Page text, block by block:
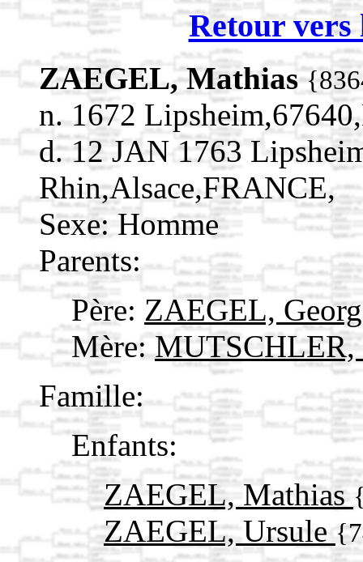
Retour vers
ZAEGEL, Mathias
n. 1672
d. 12 JAN 1763
Rhin,Alsace,FRANCE,
Sexe: Homme
Parents:
Père: ZAEGEL,
Mère:
Famille:
Enfants:
ZAEGEL, Mathias
ZAEGEL, Ursule